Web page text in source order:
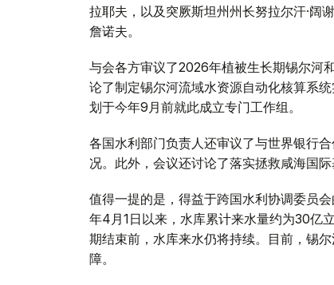
拉耶夫，以及突厥斯坦州州长努拉尔汗·阔
詹诺夫。
与会各方审议了2026年植被生长期锡尔河
论了制定锡尔河流域水资源自动化核算系
划于今年9月前就此成立专门工作组。
各国水利部门负责人还审议了与世界银行
况。此外，会议还讨论了落实拯救咸海国
值得一提的是，得益于跨国水利协调委员
年4月1日以来，水库累计来水量约为30亿
期结束前，水库来水仍将持续。目前，锡
障。